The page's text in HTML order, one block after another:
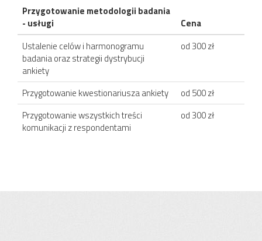
Przygotowanie metodologii badania
- usługi
Cena
Ustalenie celów i harmonogramu
badania oraz strategii dystrybucji
ankiety
od 300 zł
Przygotowanie kwestionariusza ankiety
od 500 zł
Przygotowanie wszystkich treści
komunikacji z respondentami
od 300 zł